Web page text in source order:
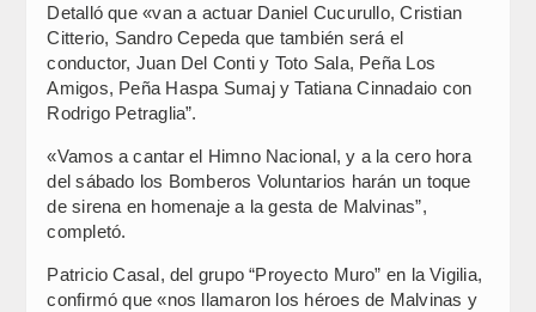
Detalló que «van a actuar Daniel Cucurullo, Cristian
Citterio, Sandro Cepeda que también será el
conductor, Juan Del Conti y Toto Sala, Peña Los
Amigos, Peña Haspa Sumaj y Tatiana Cinnadaio con
Rodrigo Petraglia”.
«Vamos a cantar el Himno Nacional, y a la cero hora
del sábado los Bomberos Voluntarios harán un toque
de sirena en homenaje a la gesta de Malvinas”,
completó.
Patricio Casal, del grupo “Proyecto Muro” en la Vigilia,
confirmó que «nos llamaron los héroes de Malvinas y